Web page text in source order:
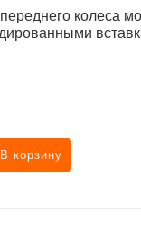
колеса
В корзину